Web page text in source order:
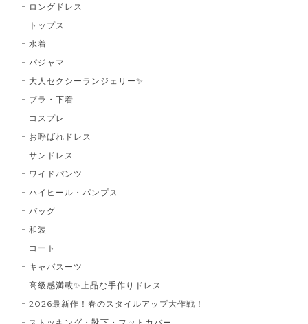
ロングドレス
トップス
水着
パジャマ
大人セクシーランジェリー✨
ブラ・下着
コスプレ
お呼ばれドレス
サンドレス
ワイドパンツ
ハイヒール・パンプス
バッグ
和装
コート
キャバスーツ
高級感満載✨上品な手作りドレス
2026最新作！春のスタイルアップ大作戦！
ストッキング・靴下・フットカバー